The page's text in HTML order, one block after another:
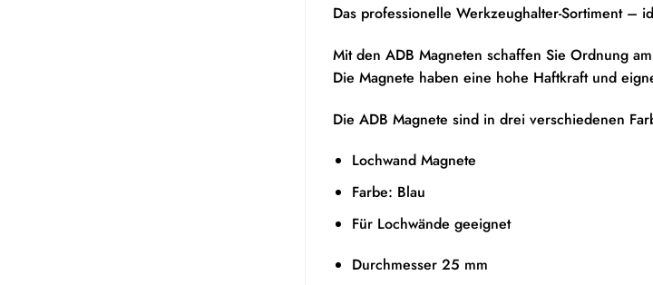
Das professionelle Werkzeughalter-Sortiment –
Mit den ADB Magneten schaffen Sie Ordnung
Die Magnete haben eine hohe Haftkraft und
Die ADB Magnete sind in drei verschiedenen
Lochwand Magnete
Farbe: Blau
Für Lochwände geeignet
Durchmesser 25 mm